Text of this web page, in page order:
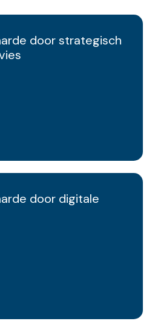
door strategisch
door digitale